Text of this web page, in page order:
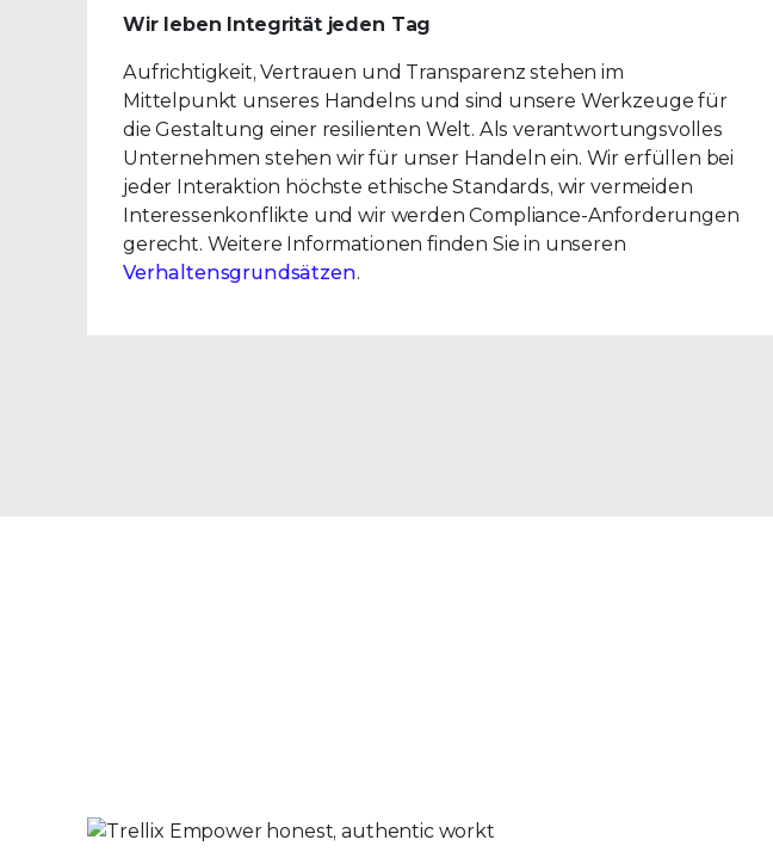
Wir leben Integrität jeden Tag
Aufrichtigkeit, Vertrauen und Transparenz stehen im
Mittelpunkt unseres Handelns und sind unsere Werkzeuge für
die Gestaltung einer resilienten Welt. Als verantwortungsvolles
Unternehmen stehen wir für unser Handeln ein. Wir erfüllen bei
jeder Interaktion höchste ethische Standards, wir vermeiden
Interessenkonflikte und wir werden Compliance-Anforderungen
gerecht. Weitere Informationen finden Sie in unseren
Verhaltensgrundsätzen.